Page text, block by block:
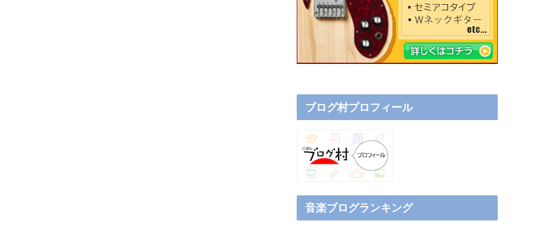
ブログ村プロフィール
音楽ブログランキング